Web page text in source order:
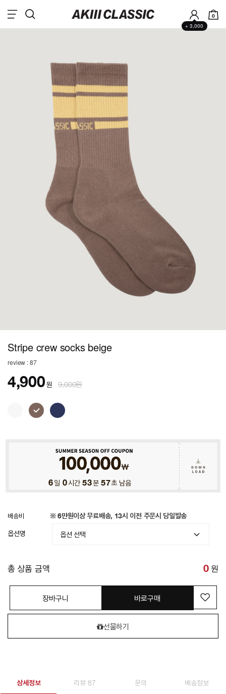
+ 3,000
0
Stripe crew socks beige
review : 87
4,900원 9,000원
6일 0시간 53분 55초 남음
배송비 ※ 6만원이상 무료배송, 13시 이전 주문시 당일발송
옵션명
총 상품 금액 0 원
장바구니 바로구매
선물하기
상세정보 리뷰 87 문의 배송정보